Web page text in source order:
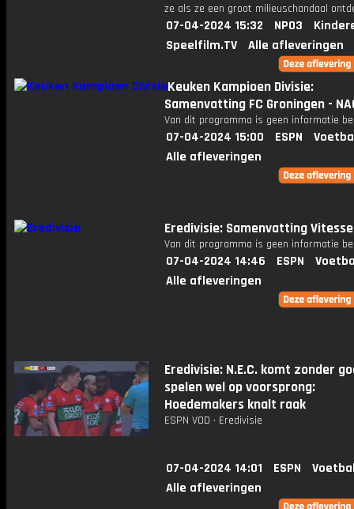
ze als ze een groot milieuschandaal
07-04-2024 15:32 NPO3
Speelfilm.TV
Alle afleveringen
Keuken Kampioen Divisie:
Samenvatting FC Groningen -
Van dit programma is geen informatie
07-04-2024 15:00 ESPN
Alle afleveringen
Eredivisie: Samenvatting Vitesse
Van dit programma is geen informatie
07-04-2024 14:46 ESPN
Alle afleveringen
Eredivisie: N.E.C. komt zonder
spelen wel op voorsprong:
Hoedemakers knalt raak
ESPN VOD • Eredivisie
07-04-2024 14:01 ESPN
Alle afleveringen